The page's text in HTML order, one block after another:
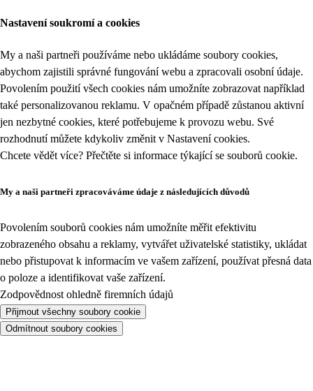
Nastavení soukromí a cookies
My a naši partneři používáme nebo ukládáme soubory cookies,
abychom zajistili správné fungování webu a zpracovali osobní údaje.
Povolením použití všech cookies nám umožníte zobrazovat například
také personalizovanou reklamu. V opačném případě zůstanou aktivní
jen nezbytné cookies, které potřebujeme k provozu webu. Své
rozhodnutí můžete kdykoliv změnit v Nastavení cookies.
Chcete vědět více? Přečtěte si informace týkající se souborů cookie.
My a naši partneři zpracováváme údaje z následujících důvodů
Povolením souborů cookies nám umožníte měřit efektivitu
zobrazeného obsahu a reklamy, vytvářet uživatelské statistiky, ukládat
nebo přistupovat k informacím ve vašem zařízení, používat přesná data
o poloze a identifikovat vaše zařízení.
Zodpovědnost ohledně firemních údajů
Přijmout všechny soubory cookie
Odmítnout soubory cookies